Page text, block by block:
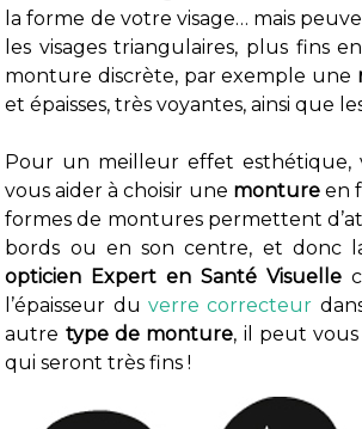
la forme de votre visage… mais
les visages triangulaires, plus fins
monture discrète, par exemple une
et épaisses, très voyantes, ainsi que
Pour un meilleur effet esthétique,
vous aider à choisir une montureen
formes de montures permettent
bords ou en son centre, et donc
opticien Expert en Santé Visuelle
l’épaisseur duverre correcteur
autre type de monture, il peut
qui seront très fins !